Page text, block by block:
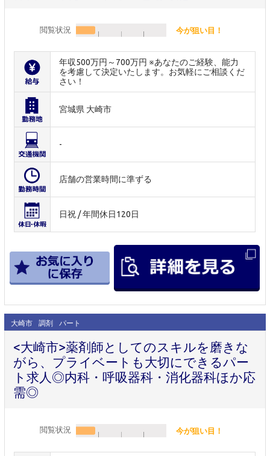
閲覧状況 今が狙い目！
年収500万円～700万円 ※あなたのご経験、能力
を考慮して決定いたします。お気軽にご相談くだ
さい！
宮城県 大崎市
-
店舗の営業時間に準ずる
日祝 / 年間休日120日
大崎市 調剤 パート
<大崎市>薬剤師としてのスキルを磨きな
がら、プライベートも大切にできるパー
ト求人◎内科・呼吸器科・消化器科ほか応
需◎
閲覧状況 今が狙い目！